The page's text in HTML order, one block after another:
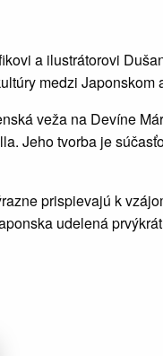
a ilustrátorovi
medzi Japonskom
veža na Devíne
Jeho tvorba je
prispievajú k
udelená